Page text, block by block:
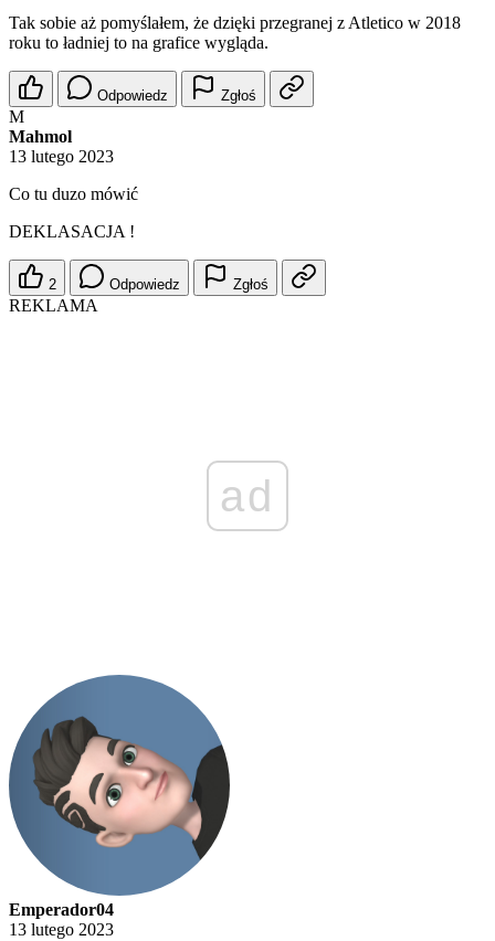
Tak sobie aż pomyślałem, że dzięki przegranej z Atletico w 2018
roku to ładniej to na grafice wygląda.
Odpowiedz Zgłoś
M
Mahmol
13 lutego 2023
Co tu duzo mówić
DEKLASACJA !
2 Odpowiedz Zgłoś
REKLAMA
ad
Emperador04
13 lutego 2023